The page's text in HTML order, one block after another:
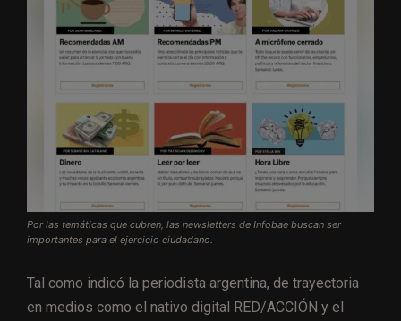
Por las temáticas que cubren, las newsletters de Infobae buscan ser
importantes para el ejercicio ciudadano.
Tal como indicó la periodista argentina, de trayectoria
en medios como el nativo digital RED/ACCIÓN y el